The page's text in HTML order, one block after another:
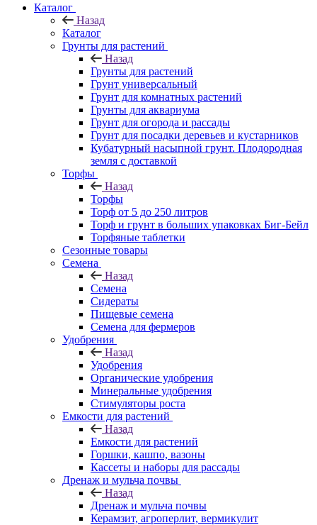
Каталог
Назад
Каталог
Грунты для растений
Назад
Грунты для растений
Грунт универсальный
Грунт для комнатных растений
Грунты для аквариума
Грунт для огорода и рассады
Грунт для посадки деревьев и кустарников
Кубатурный насыпной грунт. Плодородная
земля с доставкой
Торфы
Назад
Торфы
Торф от 5 до 250 литров
Торф и грунт в больших упаковках Биг-Бейл
Торфяные таблетки
Сезонные товары
Семена
Назад
Семена
Сидераты
Пищевые семена
Семена для фермеров
Удобрения
Назад
Удобрения
Органические удобрения
Минеральные удобрения
Стимуляторы роста
Емкости для растений
Назад
Емкости для растений
Горшки, кашпо, вазоны
Кассеты и наборы для рассады
Дренаж и мульча почвы
Назад
Дренаж и мульча почвы
Керамзит, агроперлит, вермикулит